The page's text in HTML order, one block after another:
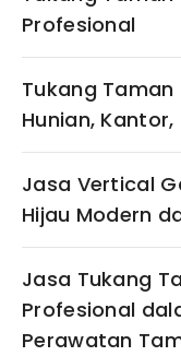
Profesional
Tukang Taman
Hunian,
Jasa Vertical
Hijau Modern
Jasa Tukang
Profesional
Perawatan